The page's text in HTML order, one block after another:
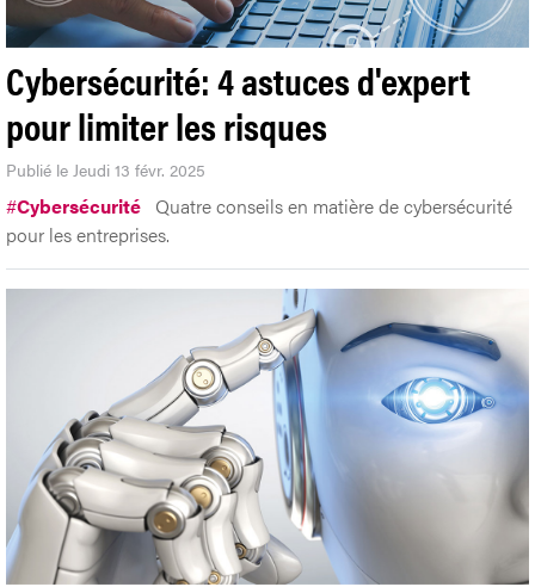
Cybersécurité: 4 astuces d'expert
pour limiter les risques
Publié le Jeudi 13 févr. 2025
#Cybersécurité Quatre conseils en matière de cybersécurité
pour les entreprises.